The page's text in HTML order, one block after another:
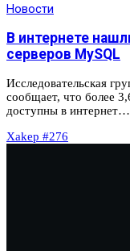
Новости
В интернете
серверов MySQL
Исследовательская
сообщает, что более
доступны в интернет…
Xakep #276